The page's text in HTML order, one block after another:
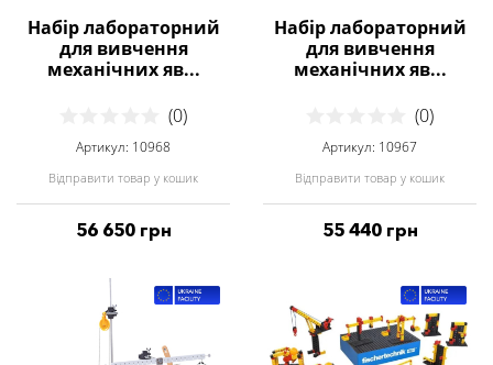
Набір лабораторний
для вивчення
механічних яв...
(0)
Артикул: 10968
Відправити товар у кошик
56 650 грн
Набір лабораторний
для вивчення
механічних яв...
(0)
Артикул: 10967
Відправити товар у кошик
55 440 грн